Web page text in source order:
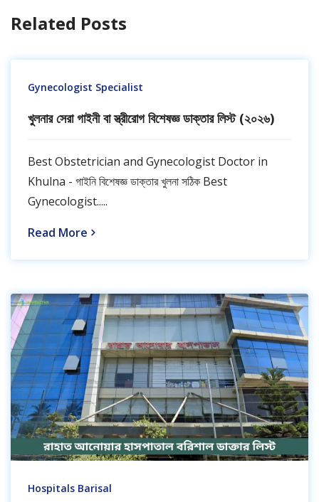
Related Posts
Gynecologist ‍Specialist
খুলনার সেরা গাইনী বা স্ত্রীরোগ বিশেষজ্ঞ ডাক্তার লিস্ট (২০২৬)
Best Obstetrician and Gynecologist Doctor in
Khulna - গাইনি বিশেষজ্ঞ ডাক্তার খুলনা সঠিক Best
Gynecologist.....
Read More
Hospitals Barisal